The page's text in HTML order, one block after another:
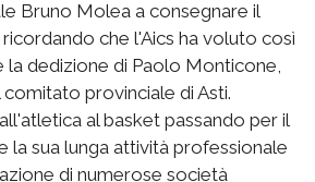
Bruno Molea a consegnare il
che l'Aics ha voluto così
dedizione di Paolo Monticone,
provinciale di Asti.
al basket passando per il
la sua lunga attività professionale
di numerose società